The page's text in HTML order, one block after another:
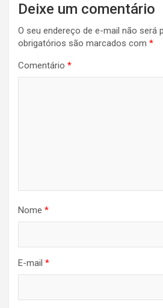
Deixe um comentário
O seu endereço de e-mail não será
obrigatórios são marcados com *
Comentário *
Nome *
E-mail *